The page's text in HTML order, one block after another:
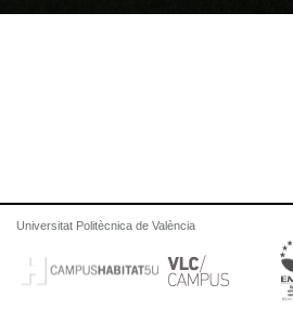
Universitat Politècnica de València